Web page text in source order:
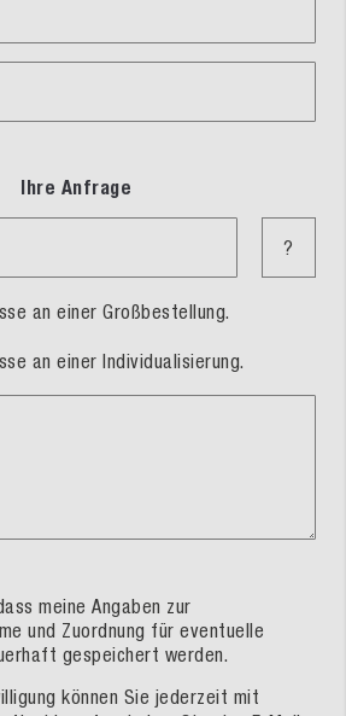
Ihre Anfrage
?
an einer Großbestellung.
an einer Individualisierung.
meine Angaben zur
und Zuordnung für eventuelle
gespeichert werden.
können Sie jederzeit mit